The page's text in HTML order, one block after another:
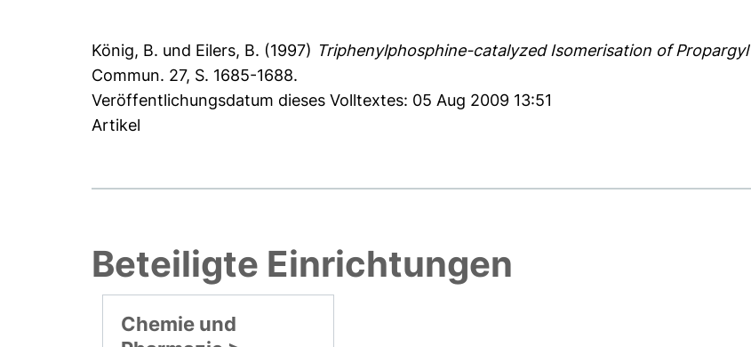
König, B. und Eilers, B. (1997) Triphenylphosphine-catalyzed Isomerisation of
Commun. 27, S. 1685-1688.
Veröffentlichungsdatum dieses Volltextes: 05 Aug 2009 13:51
Artikel
Beteiligte Einrichtungen
Chemie und